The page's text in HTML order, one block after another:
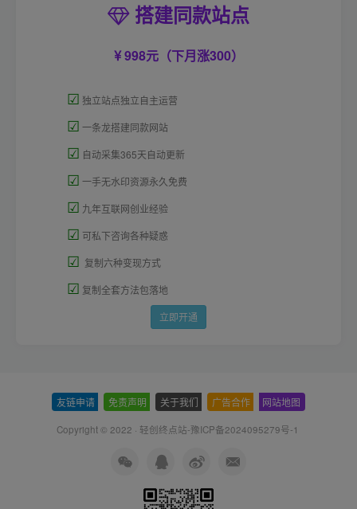
搭建同款站点
998元（下月涨300）
☑ 独立站点独立自主运营
☑ 一条龙搭建同款网站
☑ 自动采集365天自动更新
☑ 一手无水印资源永久免费
☑ 九年互联网创业经验
☑ 可私下咨询各种疑惑
☑ 复制六种变现方式
☑ 复制全套方法包落地
立即开通
友链申请 免责声明 关于我们 广告合作 网站地图
Copyright © 2022 · 轻创终点站-豫ICP备2024095279号-1